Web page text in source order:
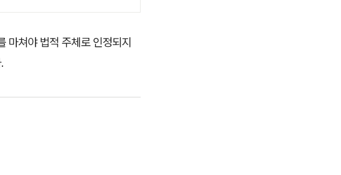
마쳐야 법적 주체로 인정되지